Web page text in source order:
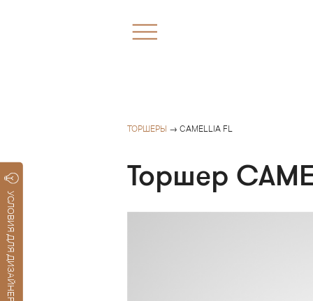
УСЛОВИЯ ДЛЯ ДИЗАЙНЕРОВ
ТОРШЕРЫ → CAMELLIA FL
Торшер